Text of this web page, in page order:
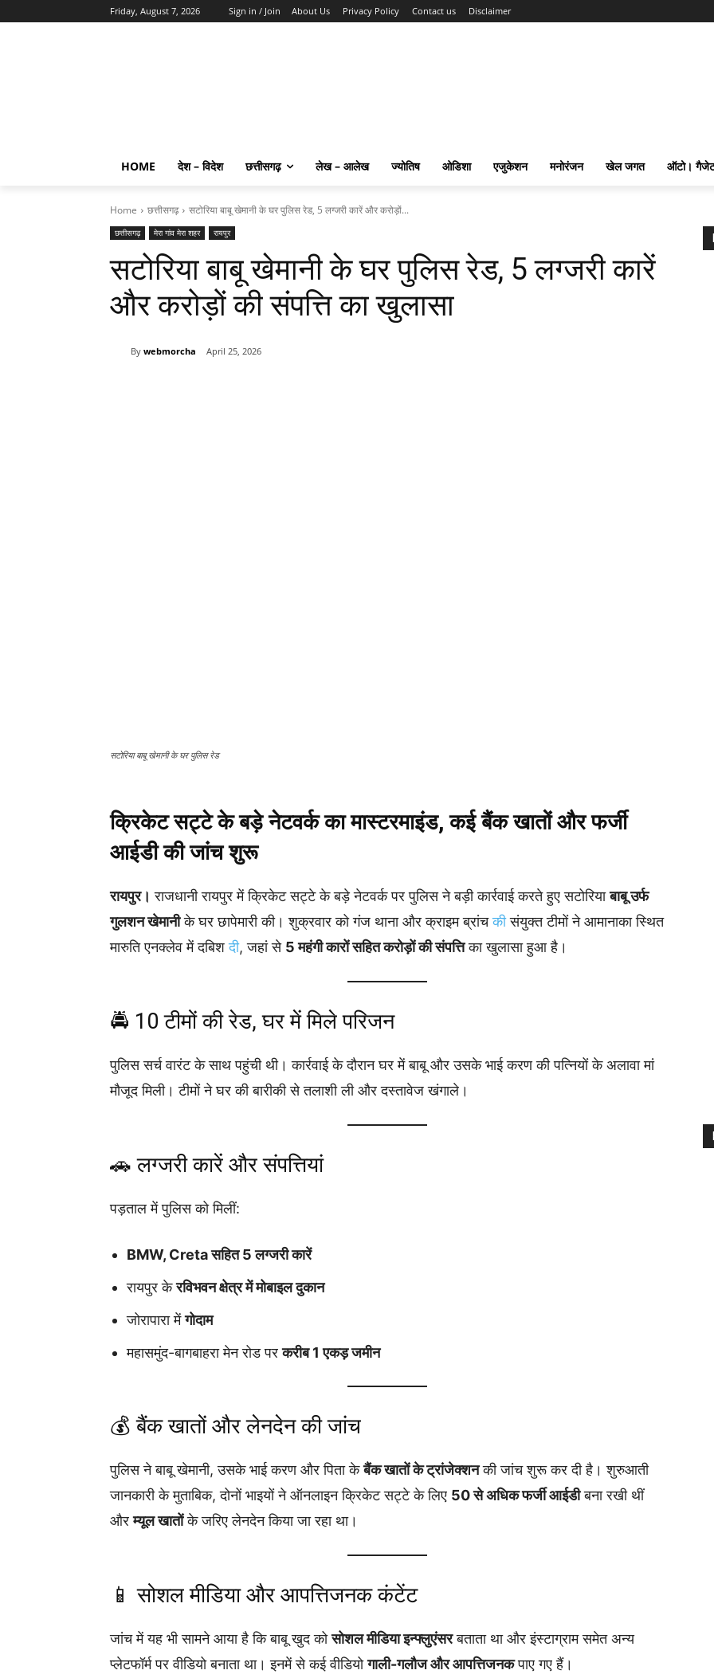
Friday, August 7, 2026 Sign in / Join About Us Privacy Policy Contact us Disclaimer
HOME देश – विदेश छत्तीसगढ़ लेख – आलेख ज्योतिष ओडिशा एजुकेशन मनोरंजन खेल जगत ऑटो।
Home छत्तीसगढ़ सटोरिया बाबू खेमानी के घर पुलिस रेड, 5 लग्जरी कारें और करोड़ों...
छत्तीसगढ़ मेरा गांव मेरा शहर रायपुर
सटोरिया बाबू खेमानी के घर पुलिस रेड, 5 लग्जरी कारें
और करोड़ों की संपत्ति का खुलासा
By webmorcha April 25, 2026
सटोरिया बाबू खेमानी के घर पुलिस रेड
क्रिकेट सट्टे के बड़े नेटवर्क का मास्टरमाइंड, कई बैंक खातों और फर्जी
आईडी की जांच शुरू
रायपुर। राजधानी रायपुर में क्रिकेट सट्टे के बड़े नेटवर्क पर पुलिस ने बड़ी कार्रवाई करते हुए सटोरियाबाबू उर्फ
गुलशन खेमानीके घर छापेमारी की। शुक्रवार को गंज थाना और क्राइम ब्रांचकीसंयुक्त टीमों ने आमानाका स्थित
मारुति एनक्लेव में दबिशदी, जहां से 5 महंगी कारों सहित करोड़ों की संपत्तिका खुलासा हुआ है।
🚔 10 टीमों की रेड, घर में मिले परिजन
पुलिस सर्च वारंट के साथ पहुंची थी। कार्रवाई के दौरान घर में बाबू और उसके भाई करण की पत्नियों के अलावा मां
मौजूद मिली। टीमों ने घर की बारीकी से तलाशी ली और दस्तावेज खंगाले।
🚗 लग्जरी कारें और संपत्तियां
पड़ताल में पुलिस को मिलीं:
BMW, Creta सहित 5 लग्जरी कारें
रायपुर केरविभवन क्षेत्र में मोबाइल दुकान
जोरापारा मेंगोदाम
महासमुंद-बागबाहरा मेन रोड परकरीब 1 एकड़ जमीन
💰 बैंक खातों और लेनदेन की जांच
पुलिस ने बाबू खेमानी, उसके भाई करण और पिता केबैंक खातों के ट्रांजेक्शनकी जांच शुरू कर दी है। शुरुआती
जानकारी के मुताबिक, दोनों भाइयों ने ऑनलाइन क्रिकेट सट्टे के लिए 50 से अधिक फर्जी आईडीबना रखी थीं
औरम्यूल खातोंके जरिए लेनदेन किया जा रहा था।
📱 सोशल मीडिया और आपत्तिजनक कंटेंट
जांच में यह भी सामने आया है कि बाबू खुद कोसोशल मीडिया इन्फ्लुएंसरबताता था और इंस्टाग्राम समेत अन्य
प्लेटफॉर्म पर वीडियो बनाता था। इनमें से कई वीडियोगाली-गलौज और आपत्तिजनकपाए गए हैं।